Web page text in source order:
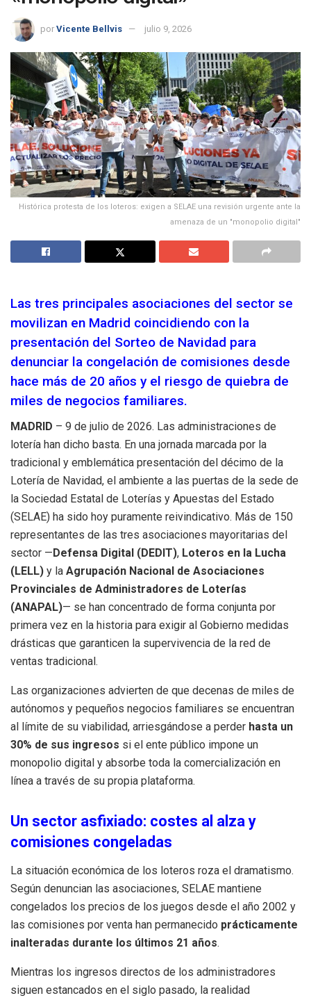
por Vicente Bellvis julio 9, 2026
Histórica protesta de los loteros: exigen a SELAE una revisión urgente ante la
amenaza de un "monopolio digital"
Las tres principales asociaciones del sector se
movilizan en Madrid coincidiendo con la
presentación del Sorteo de Navidad para
denunciar la congelación de comisiones desde
hace más de 20 años y el riesgo de quiebra de
miles de negocios familiares.
MADRID – 9 de julio de 2026. Las administraciones de
lotería han dicho basta. En una jornada marcada por la
tradicional y emblemática presentación del décimo de la
Lotería de Navidad, el ambiente a las puertas de la sede de
la Sociedad Estatal de Loterías y Apuestas del Estado
(SELAE) ha sido hoy puramente reivindicativo. Más de 150
representantes de las tres asociaciones mayoritarias del
sector —Defensa Digital (DEDIT), Loteros en la Lucha
(LELL) y la Agrupación Nacional de Asociaciones
Provinciales de Administradores de Loterías
(ANAPAL)— se han concentrado de forma conjunta por
primera vez en la historia para exigir al Gobierno medidas
drásticas que garanticen la supervivencia de la red de
ventas tradicional.
Las organizaciones advierten de que decenas de miles de
autónomos y pequeños negocios familiares se encuentran
al límite de su viabilidad, arriesgándose a perder hasta un
30% de sus ingresos si el ente público impone un
monopolio digital y absorbe toda la comercialización en
línea a través de su propia plataforma.
Un sector asfixiado: costes al alza y
comisiones congeladas
La situación económica de los loteros roza el dramatismo.
Según denuncian las asociaciones, SELAE mantiene
congelados los precios de los juegos desde el año 2002 y
las comisiones por venta han permanecido prácticamente
inalteradas durante los últimos 21 años.
Mientras los ingresos directos de los administradores
siguen estancados en el siglo pasado, la realidad